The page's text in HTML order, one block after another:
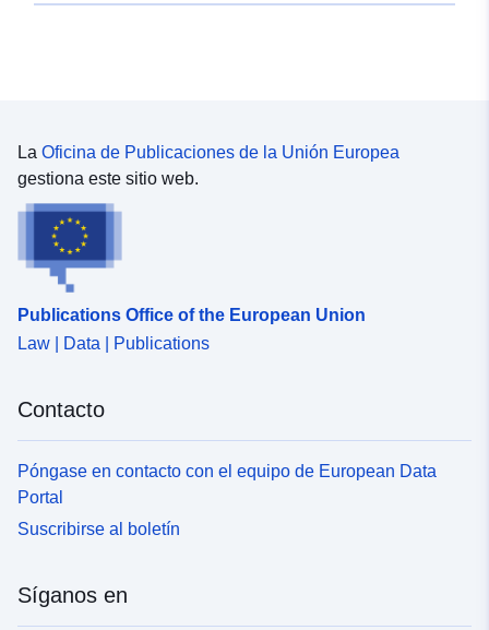
La Oficina de Publicaciones de la Unión Europea
gestiona este sitio web.
Publications Office of the European Union
Law | Data | Publications
Contacto
Póngase en contacto con el equipo de European Data
Portal
Suscribirse al boletín
Síganos en